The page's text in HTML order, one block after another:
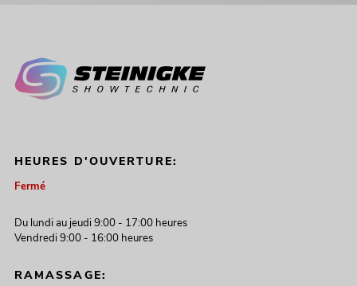
HEURES D'OUVERTURE:
Fermé
Du lundi au jeudi 9:00 - 17:00 heures
Vendredi 9:00 - 16:00 heures
RAMASSAGE: